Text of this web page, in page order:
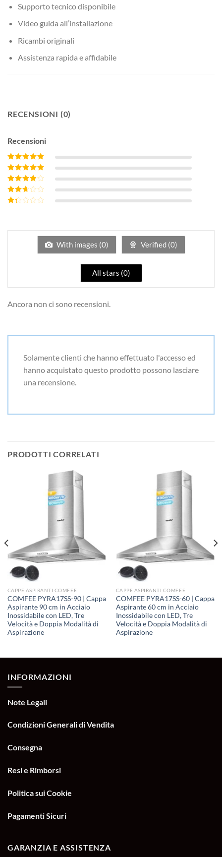
Supporto tecnico disponibile
Video guida all’installazione
Ricambi originali
Assistenza rapida e affidabile
RECENSIONI (0)
Recensioni
Valutato5su 5
Valutato4
su 5
Valutato
3su 5
Valutato
5
With images (0) Verified (0)
All stars (0)
Ancora non ci sono recensioni.
Solamente clienti che hanno effettuato l'accesso ed
hanno acquistato questo prodotto possono lasciare
una recensione.
PRODOTTI CORRELATI
CAPPE ASPIRANTI COMFEE
COMFEE PYRA17SS-90 | Cappa
Aspirante 90 cm in Acciaio
Inossidabile con LED, Tre
Velocità e Doppia Modalità di
Aspirazione
CAPPE ASPIRANTI COMFEE
COMFEE PYRA17SS-60 | Cappa
Aspirante 60 cm in Acciaio
Inossidabile con LED, Tre
Velocità e Doppia Modalità di
Aspirazione
INFORMAZIONI
Note Legali
Condizioni Generali di Vendita
Consegna
Resi e Rimborsi
Politica sui Cookie
Pagamenti Sicuri
GARANZIA E ASSISTENZA